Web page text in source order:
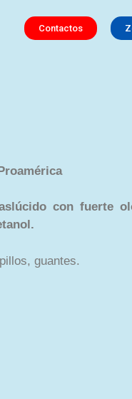
Contactos
con fuerte
guantes.